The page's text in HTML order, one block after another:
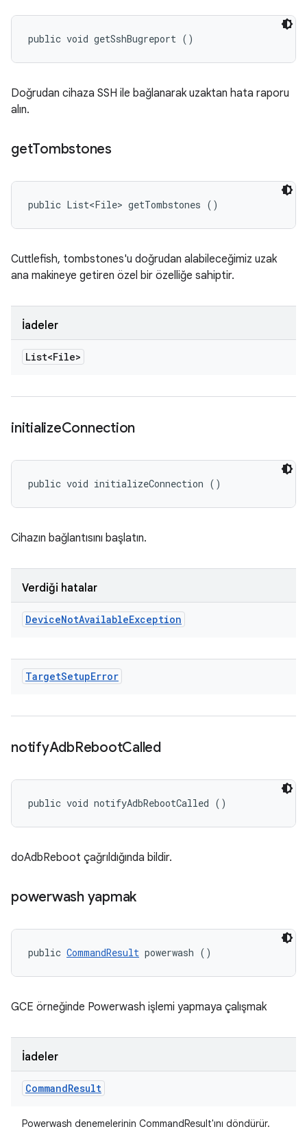
public void getSshBugreport ()
Doğrudan cihaza SSH ile bağlanarak uzaktan hata raporu
alın.
getTombstones
public List<File> getTombstones ()
Cuttlefish, tombstones'u doğrudan alabileceğimiz uzak
ana makineye getiren özel bir özelliğe sahiptir.
İadeler
List<File>
initializeConnection
public void initializeConnection ()
Cihazın bağlantısını başlatın.
Verdiği hatalar
DeviceNotAvailableException
TargetSetupError
notifyAdbRebootCalled
public void notifyAdbRebootCalled ()
doAdbReboot çağrıldığında bildir.
powerwash yapmak
public CommandResult powerwash ()
GCE örneğinde Powerwash işlemi yapmaya çalışmak
İadeler
CommandResult
Powerwash denemelerinin CommandResult'ını döndürür.